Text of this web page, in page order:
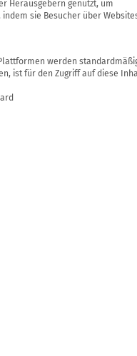
Herausgebern genutzt, um
sie Besucher über
werden
ist für den Zugriff auf diese